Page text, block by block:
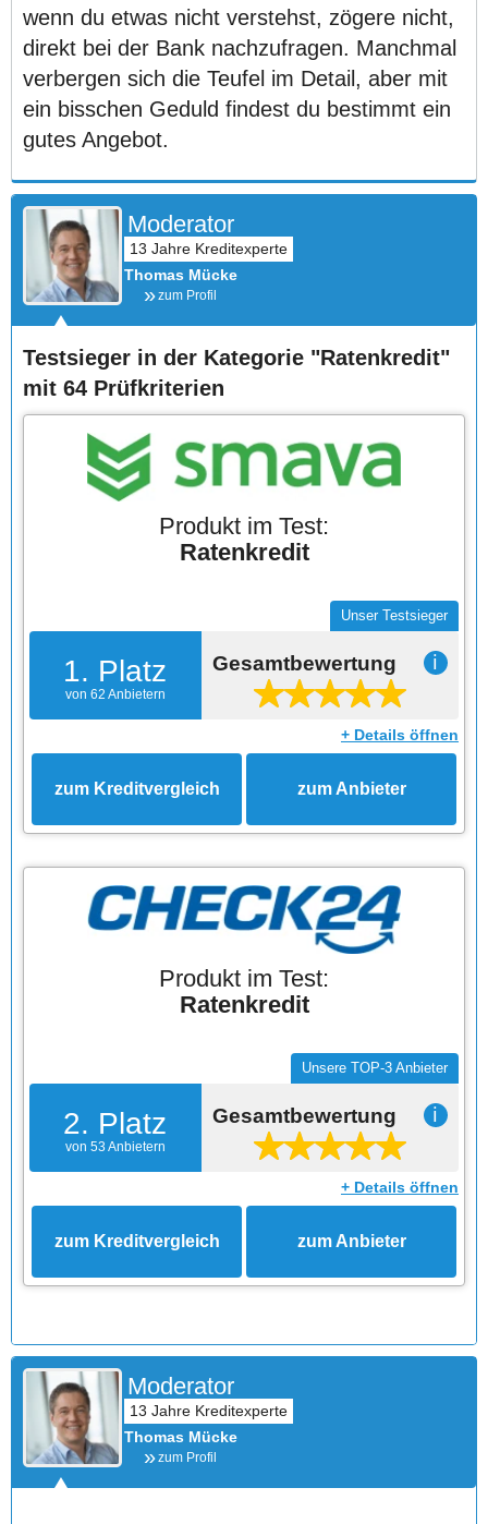
wenn du etwas nicht verstehst, zögere nicht,
direkt bei der Bank nachzufragen. Manchmal
verbergen sich die Teufel im Detail, aber mit
ein bisschen Geduld findest du bestimmt ein
gutes Angebot.
Moderator
Thomas Mücke
zum Profil
Testsieger in der Kategorie "Ratenkredit"
mit 64 Prüfkriterien
Produkt im Test:
Ratenkredit
1. Platz
von 62 Anbietern
Unser Testsieger
Gesamtbewertung ℹ
+ Details öffnen
zum Kreditvergleich zum Anbieter
Produkt im Test:
Ratenkredit
2. Platz
von 53 Anbietern
Unsere TOP-3 Anbieter
Gesamtbewertung ℹ
+ Details öffnen
zum Kreditvergleich zum Anbieter
Moderator
Thomas Mücke
zum Profil